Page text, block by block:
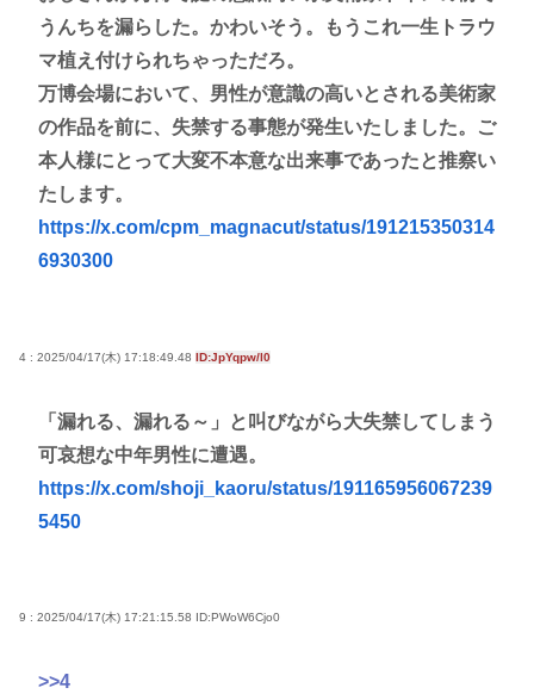
うんちを漏らした。かわいそう。もうこれ一生トラウ
マ植え付けられちゃっただろ。
万博会場において、男性が意識の高いとされる美術家
の作品を前に、失禁する事態が発生いたしました。ご
本人様にとって大変不本意な出来事であったと推察い
たします。
https://x.com/cpm_magnacut/status/191215350314
6930300
4 : 2025/04/17(木) 17:18:49.48 ID:JpYqpw/l0
「漏れる、漏れる～」と叫びながら大失禁してしまう
可哀想な中年男性に遭遇。
https://x.com/shoji_kaoru/status/191165956067239
5450
9 : 2025/04/17(木) 17:21:15.58 ID:PWoW6Cjo0
>>4